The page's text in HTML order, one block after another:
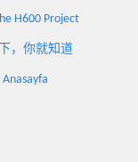
H600 Project
，你就知道
Anasayfa